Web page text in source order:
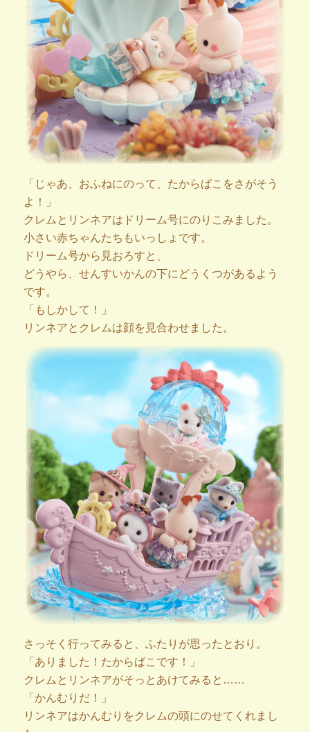
「じゃあ、おふねにのって、たからばこをさがそう
よ！」
クレムとリンネアはドリーム号にのりこみました。
小さい赤ちゃんたちもいっしょです。
ドリーム号から見おろすと、
どうやら、せんすいかんの下にどうくつがあるよう
です。
「もしかして！」
リンネアとクレムは顔を見合わせました。
さっそく行ってみると、ふたりが思ったとおり。
「ありました！たからばこです！」
クレムとリンネアがそっとあけてみると……
「かんむりだ！」
リンネアはかんむりをクレムの頭にのせてくれまし